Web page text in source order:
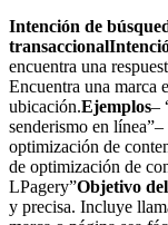
Intención de
encuentra una
Encuentra una marca
ubicación.Ejemplos–
senderismo en
optimización de
de optimización de
LPagery”Objetivo
y precisa. Incluye